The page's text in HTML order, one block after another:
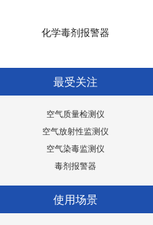
化学毒剂报警器
最受关注
空气质量检测仪
空气放射性监测仪
空气染毒监测仪
毒剂报警器
使用场景